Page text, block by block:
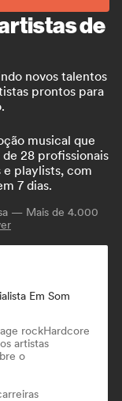
de
novos talentos
prontos para
musical que
28 profissionais
e playlists, com
7 dias.
— Mais de 4.000
Em Som
rockHardcore
artistas
o